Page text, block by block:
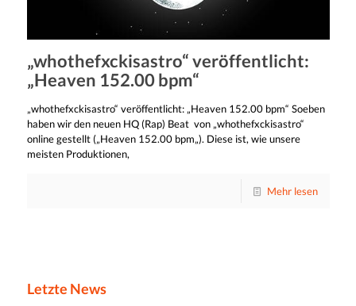
„whothefxckisastro“ veröffentlicht:
„Heaven 152.00 bpm“
„whothefxckisastro“ veröffentlicht: „Heaven 152.00 bpm“ Soeben
haben wir den neuen HQ (Rap) Beat von „whothefxckisastro“
online gestellt („Heaven 152.00 bpm„). Diese ist, wie unsere
meisten Produktionen,
Mehr lesen
Letzte News